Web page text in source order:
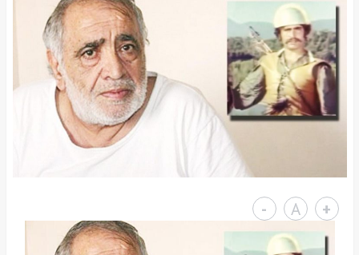
- A +